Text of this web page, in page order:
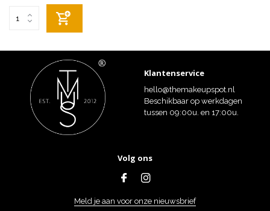
Klantenservice
hello@themakeupspot.nl
Beschikbaar op werkdagen
tussen 09:00u. en 17:00u.
Volg ons
Meld je aan voor onze nieuwsbrief